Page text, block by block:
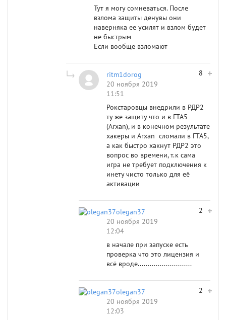
Тут я могу сомневаться. После
взлома защиты денувы они
наверняка ее усилят и взлом будет
не быстрым
Если вообще взломают
8
ritm1dorog
20 ноября 2019
11:51
Рокстаровцы внедрили в РДР2
ту же защиту что и в ГТА5
(Arxan), и в конечном результате
хакеры и Arxan сломали в ГТА5,
а как быстро хакнут РДР2 это
вопрос во времени, т.к сама
игра не требует подключения к
инету чисто только для её
активации
2
olegan37
20 ноября 2019
12:04
в начале при запуске есть
проверка что это лицензия и
всё вроде...........................
2
olegan37
20 ноября 2019
12:03